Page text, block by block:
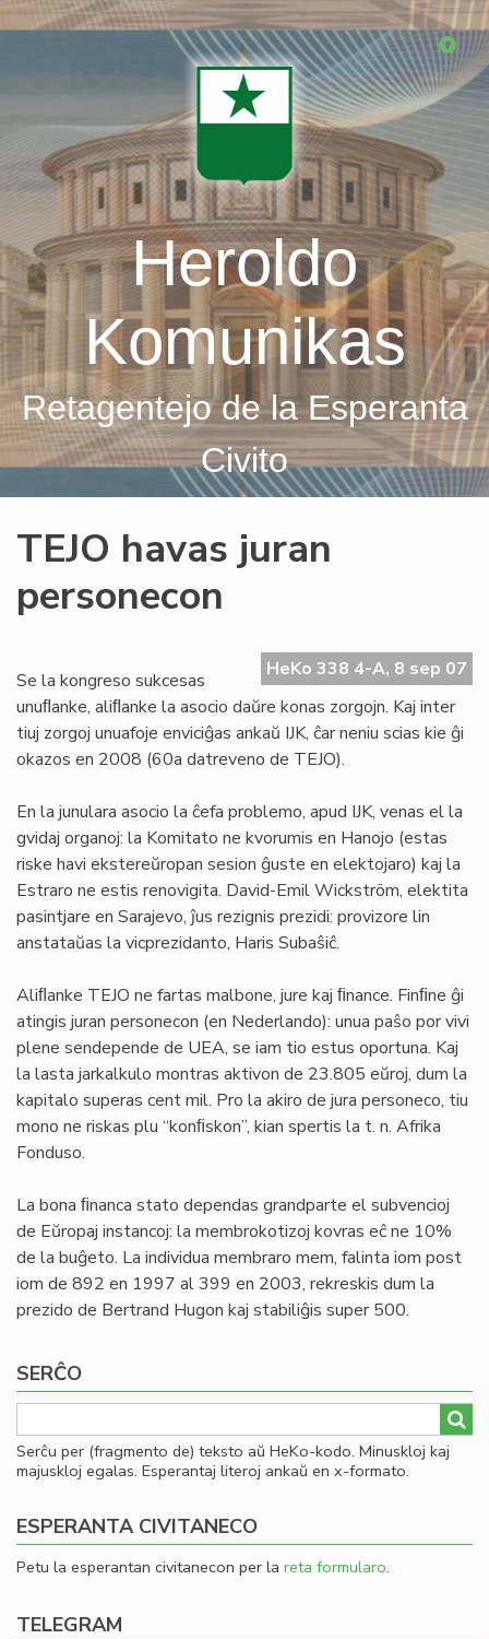
Skip
Heroldo
Komunikas
Retagentejo de la Esperanta
Civito
TEJO havas juran
personecon
HeKo 338 4-A, 8 sep 07
Se la kongreso sukcesas
unuﬂanke, aliﬂanke la asocio daŭre konas zorgojn. Kaj inter
tiuj zorgoj unuafoje enviciĝas ankaŭ IJK, ĉar neniu scias kie ĝi
okazos en 2008 (60a datreveno de TEJO).
En la junulara asocio la ĉefa problemo, apud IJK, venas el la
gvidaj organoj: la Komitato ne kvorumis en Hanojo (estas
riske havi ekstereŭropan sesion ĝuste en elektojaro) kaj la
Estraro ne estis renovigita. David-Emil Wickström, elektita
pasintjare en Sarajevo, ĵus rezignis prezidi: provizore lin
anstataŭas la vicprezidanto, Haris Subaŝiĉ.
Aliﬂanke TEJO ne fartas malbone, jure kaj ﬁnance. Finﬁne ĝi
atingis juran personecon (en Nederlando): unua paŝo por vivi
plene sendepende de UEA, se iam tio estus oportuna. Kaj
la lasta jarkalkulo montras aktivon de 23.805 eŭroj, dum la
kapitalo superas cent mil. Pro la akiro de jura personeco, tiu
mono ne riskas plu “konﬁskon”, kian spertis la t. n. Afrika
Fonduso.
La bona ﬁnanca stato dependas grandparte el subvencioj
de Eŭropaj instancoj: la membrokotizoj kovras eĉ ne 10%
de la buĝeto. La individua membraro mem, falinta iom post
iom de 892 en 1997 al 399 en 2003, rekreskis dum la
prezido de Bertrand Hugon kaj stabiliĝis super 500.
SERĈO
Serĉu per (fragmento de) teksto aŭ HeKo-kodo. Minuskloj kaj
majuskloj egalas. Esperantaj literoj ankaŭ en x-formato.
ESPERANTA CIVITANECO
Petu la esperantan civitanecon per la reta formularo.
TELEGRAM